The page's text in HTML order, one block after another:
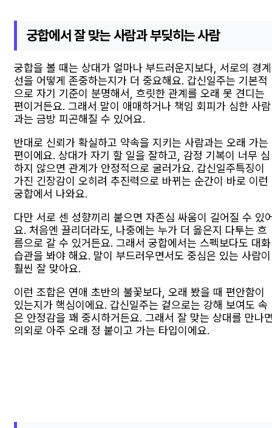
궁합에서 잘 맞는 사람과 부딪히는 사람
궁합을 볼 때는 상대가 얼마나 부드러운지보다, 서로의 경계
선을 어떻게 존중하는지가 더 중요해요. 갑신일주는 기본적
으로 자기 기준이 분명해서, 흐릿한 관계를 오래 못 견디는
편이거든요. 그래서 말이 애매하거나 책임 회피가 심한 사람
과는 금방 피곤해질 수 있어요.
반대로 신뢰가 확실하고 약속을 지키는 사람과는 오래 가는
편이에요. 상대가 자기 할 일을 잘하고, 감정 기복이 너무 심
하지 않으면 관계가 안정적으로 굴러가요. 갑신일주특징이
가진 긴장감이 오히려 추진력으로 바뀌는 순간이 바로 이런
궁합에서 나와요.
다만 서로 센 성향끼리 붙으면 자존심 싸움이 길어질 수 있
요. 처음엔 끌리더라도, 나중에는 누가 더 옳은지 다투는 흐
름으로 갈 수 있거든요. 그래서 궁합에서는 스펙보다도 대화
습관을 봐야 해요. 말이 부드러우면서도 중심은 있는 사람이
훨씬 잘 맞아요.
이런 조합은 연애 초반의 불꽃보다, 오래 봤을 때 편안함이
있는지가 핵심이에요. 갑신일주는 겉으로는 강해 보여도 속
은 안정감을 꽤 중시하거든요. 그래서 잘 맞는 상대를 만나
의외로 아주 오래 정 붙이고 가는 타입이에요.